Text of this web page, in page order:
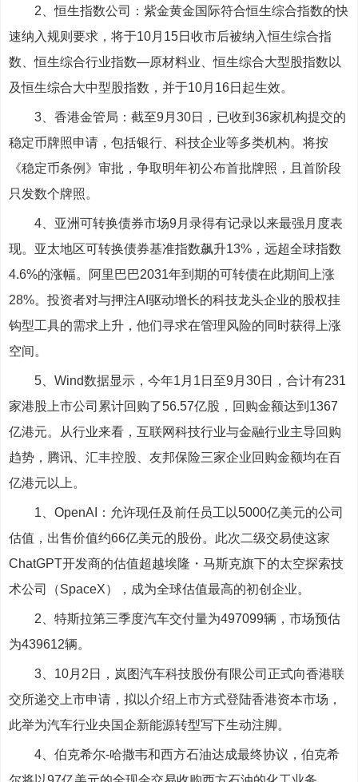
2、恒生指数公司：紫金黄金国际符合恒生综合指数的快
速纳入规则要求，将于10月15日收市后被纳入恒生综合指
数、恒生综合行业指数—原材料业、恒生综合大型股指数以
及恒生综合大中型股指数，并于10月16日起生效。
3、香港金管局：截至9月30日，已收到36家机构提交的
稳定币牌照申请，包括银行、科技企业等多类机构。将按
《稳定币条例》审批，争取明年初公布首批牌照，且首阶段
只发数个牌照。
4、亚洲可转换债券市场9月录得有记录以来最强月度表
现。亚太地区可转换债券基准指数飙升13%，远超全球指数
4.6%的涨幅。阿里巴巴2031年到期的可转债在此期间上涨
28%。投资者对与押注AI驱动增长的科技龙头企业的股权挂
钩型工具的需求上升，他们寻求在管理风险的同时获得上涨
空间。
5、Wind数据显示，今年1月1日至9月30日，合计有231
家港股上市公司累计回购了56.57亿股，回购金额达到1367
亿港元。从行业来看，互联网科技行业与金融行业主导回购
趋势，腾讯、汇丰控股、友邦保险三家企业回购金额均在百
亿港元以上。
1、OpenAI：允许现任及前任员工以5000亿美元的公司
估值，出售价值约66亿美元的股份。此次二级交易使这家
ChatGPT开发商的估值超越埃隆・马斯克旗下的太空探索技
术公司（SpaceX），成为全球估值最高的初创企业。
2、特斯拉第三季度汽车交付量为497099辆，市场预估
为439612辆。
3、10月2日，岚图汽车科技股份有限公司正式向香港联
交所递交上市申请，拟以介绍上市方式登陆香港资本市场，
此举为汽车行业央国企新能源转型写下生动注脚。
4、伯克希尔-哈撒韦和西方石油达成最终协议，伯克希